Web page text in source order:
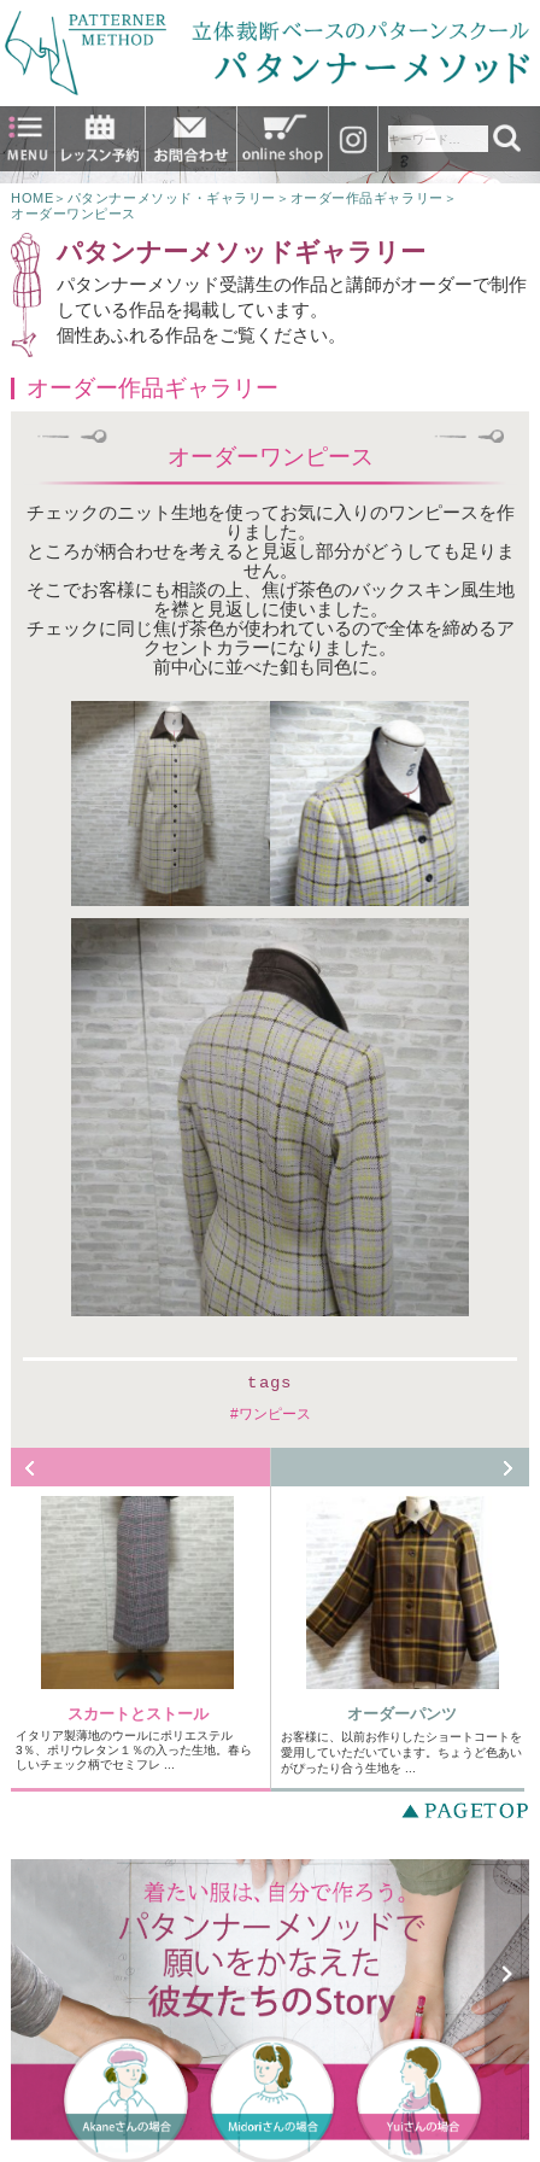
HOME ＞ パタンナーメソッド・ギャラリー ＞ オーダー作品ギャラリー ＞
オーダーワンピース
パタンナーメソッドギャラリー
パタンナーメソッド受講生の作品と講師がオーダーで制作
している作品を掲載しています。
個性あふれる作品をご覧ください。
オーダー作品ギャラリー
オーダーワンピース
チェックのニット生地を使ってお気に入りのワンピースを作
りました。
ところが柄合わせを考えると見返し部分がどうしても足りま
せん。
そこでお客様にも相談の上、焦げ茶色のバックスキン風生地
を襟と見返しに使いました。
チェックに同じ焦げ茶色が使われているので全体を締めるア
クセントカラーになりました。
前中心に並べた釦も同色に。
tags
ワンピース
スカートとストール
イタリア製薄地のウールにポリエステル
3％、ポリウレタン１％の入った生地。春ら
しいチェック柄でセミフレ ...
オーダーパンツ
お客様に、以前お作りしたショートコートを
愛用していただいています。ちょうど色あい
がぴったり合う生地を ...